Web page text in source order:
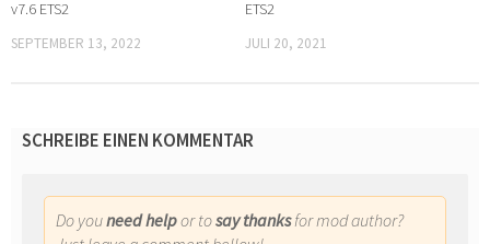
v7.6 ETS2
SEPTEMBER 13, 2022
ETS2
JULI 20, 2021
SCHREIBE EINEN KOMMENTAR
Do youneed helpor tosay thanksfor mod author?